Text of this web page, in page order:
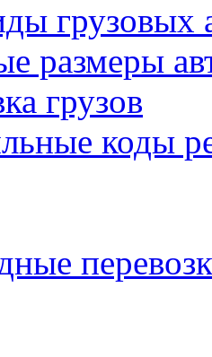
грузовых
размеры
грузов
коды